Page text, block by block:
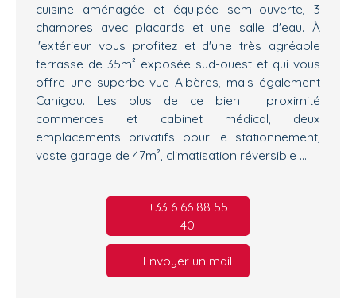
cuisine aménagée et équipée semi-ouverte, 3
chambres avec placards et une salle d'eau. À
l'extérieur vous profitez et d'une très agréable
terrasse de 35m² exposée sud-ouest et qui vous
offre une superbe vue Albères, mais également
Canigou. Les plus de ce bien : proximité
commerces et cabinet médical, deux
emplacements privatifs pour le stationnement,
vaste garage de 47m², climatisation réversible ...
+33 6 66 88 55
40
Envoyer un mail